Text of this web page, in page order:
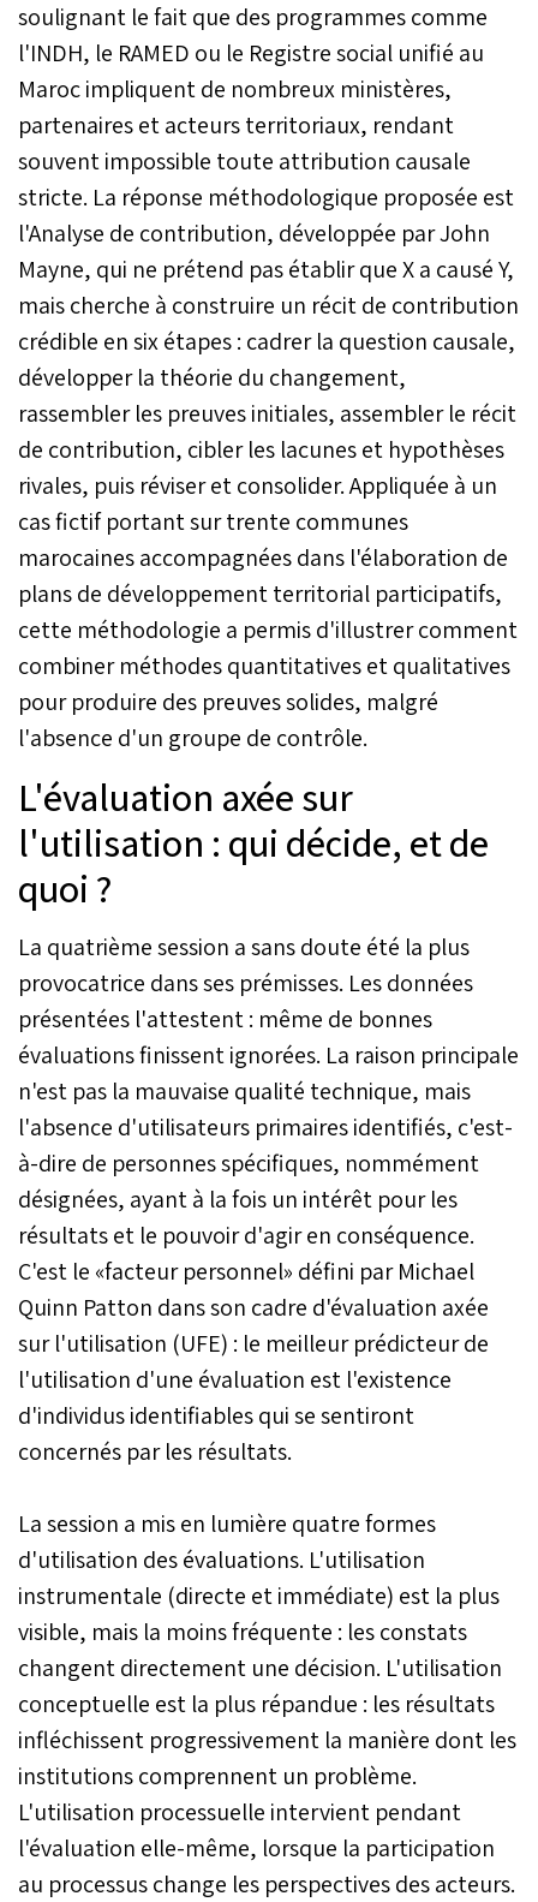
soulignant le fait que des programmes comme
l'INDH, le RAMED ou le Registre social unifié au
Maroc impliquent de nombreux ministères,
partenaires et acteurs territoriaux, rendant
souvent impossible toute attribution causale
stricte. La réponse méthodologique proposée est
l'Analyse de contribution, développée par John
Mayne, qui ne prétend pas établir que X a causé Y,
mais cherche à construire un récit de contribution
crédible en six étapes : cadrer la question causale,
développer la théorie du changement,
rassembler les preuves initiales, assembler le récit
de contribution, cibler les lacunes et hypothèses
rivales, puis réviser et consolider. Appliquée à un
cas fictif portant sur trente communes
marocaines accompagnées dans l'élaboration de
plans de développement territorial participatifs,
cette méthodologie a permis d'illustrer comment
combiner méthodes quantitatives et qualitatives
pour produire des preuves solides, malgré
l'absence d'un groupe de contrôle.
L'évaluation axée sur
l'utilisation : qui décide, et de
quoi ?
La quatrième session a sans doute été la plus
provocatrice dans ses prémisses. Les données
présentées l'attestent : même de bonnes
évaluations finissent ignorées. La raison principale
n'est pas la mauvaise qualité technique, mais
l'absence d'utilisateurs primaires identifiés, c'est-
à-dire de personnes spécifiques, nommément
désignées, ayant à la fois un intérêt pour les
résultats et le pouvoir d'agir en conséquence.
C'est le «facteur personnel» défini par Michael
Quinn Patton dans son cadre d'évaluation axée
sur l'utilisation (UFE) : le meilleur prédicteur de
l'utilisation d'une évaluation est l'existence
d'individus identifiables qui se sentiront
concernés par les résultats.
La session a mis en lumière quatre formes
d'utilisation des évaluations. L'utilisation
instrumentale (directe et immédiate) est la plus
visible, mais la moins fréquente : les constats
changent directement une décision. L'utilisation
conceptuelle est la plus répandue : les résultats
infléchissent progressivement la manière dont les
institutions comprennent un problème.
L'utilisation processuelle intervient pendant
l'évaluation elle-même, lorsque la participation
au processus change les perspectives des acteurs.